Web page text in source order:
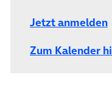
Jetzt anmelden
Zum Kalender